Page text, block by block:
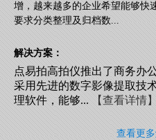
增，越来越多的企业希望能够快
要求分类整理及归档数...
解决方案：
点易拍高拍仪推出了商务办
采用先进的数字影像提取技
理软件，能够...【查看详情】
查看更